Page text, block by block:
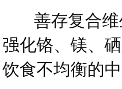
善存复合维
强化铬、镁、
饮食不均衡的